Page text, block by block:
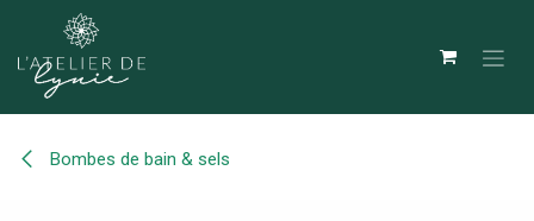
Se rendre au contenu
Bombes de bain & sels